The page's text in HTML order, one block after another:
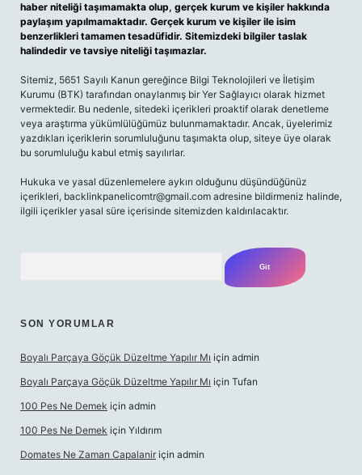
haber niteliği taşımamakta olup, gerçek kurum ve kişiler hakkında
paylaşım yapılmamaktadır. Gerçek kurum ve kişiler ile isim
benzerlikleri tamamen tesadüfidir. Sitemizdeki bilgiler taslak
halindedir ve tavsiye niteliği taşımazlar.
Sitemiz, 5651 Sayılı Kanun gereğince Bilgi Teknolojileri ve İletişim
Kurumu (BTK) tarafından onaylanmış bir Yer Sağlayıcı olarak hizmet
vermektedir. Bu nedenle, sitedeki içerikleri proaktif olarak denetleme
veya araştırma yükümlülüğümüz bulunmamaktadır. Ancak, üyelerimiz
yazdıkları içeriklerin sorumluluğunu taşımakta olup, siteye üye olarak
bu sorumluluğu kabul etmiş sayılırlar.
Hukuka ve yasal düzenlemelere aykırı olduğunu düşündüğünüz
içerikleri, backlinkpanelicomtr@gmail.com adresine bildirmeniz halinde,
ilgili içerikler yasal süre içerisinde sitemizden kaldırılacaktır.
SON YORUMLAR
Boyalı Parçaya Göçük Düzeltme Yapılır Mı için admin
Boyalı Parçaya Göçük Düzeltme Yapılır Mı için Tufan
100 Pes Ne Demek için admin
100 Pes Ne Demek için Yıldırım
Domates Ne Zaman Capalanir için admin